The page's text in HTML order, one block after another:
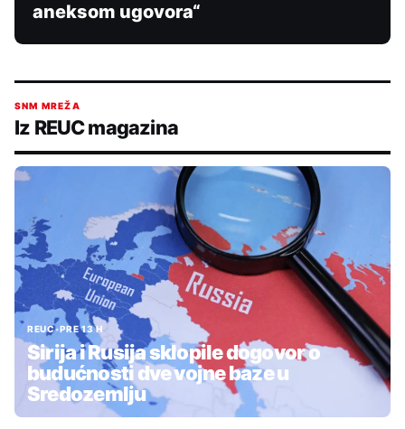
aneksom ugovora“
SNM MREŽA
Iz REUC magazina
REUC•PRE 13 H
Sirija i Rusija sklopile dogovor o
budućnosti dve vojne baze u
Sredozemlju